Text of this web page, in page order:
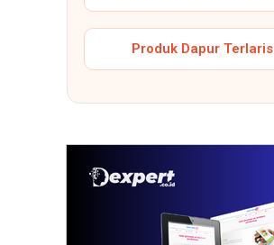
Produk Dapur Terlaris